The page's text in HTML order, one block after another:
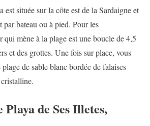
située sur la côte est de la Sardaigne et
par bateau ou à pied. Pour les
qui mène à la plage est une boucle de 4,5
et des grottes. Une fois sur place, vous
de sable blanc bordée de falaises
Playa de Ses Illetes,